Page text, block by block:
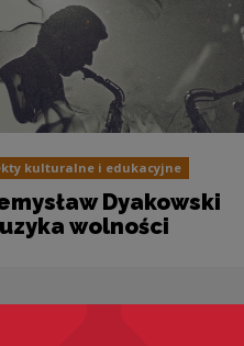
kulturalne i edukacyjne
Dyakowski
wolności